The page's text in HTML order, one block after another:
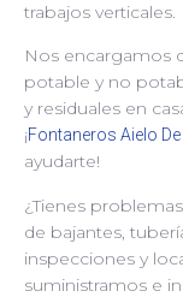
trabajos verticales.
Nos encargamos
potable y no
y residuales en
¡Fontaneros Aielo
ayudarte!
¿Tienes
de bajantes,
inspecciones y
suministramos e